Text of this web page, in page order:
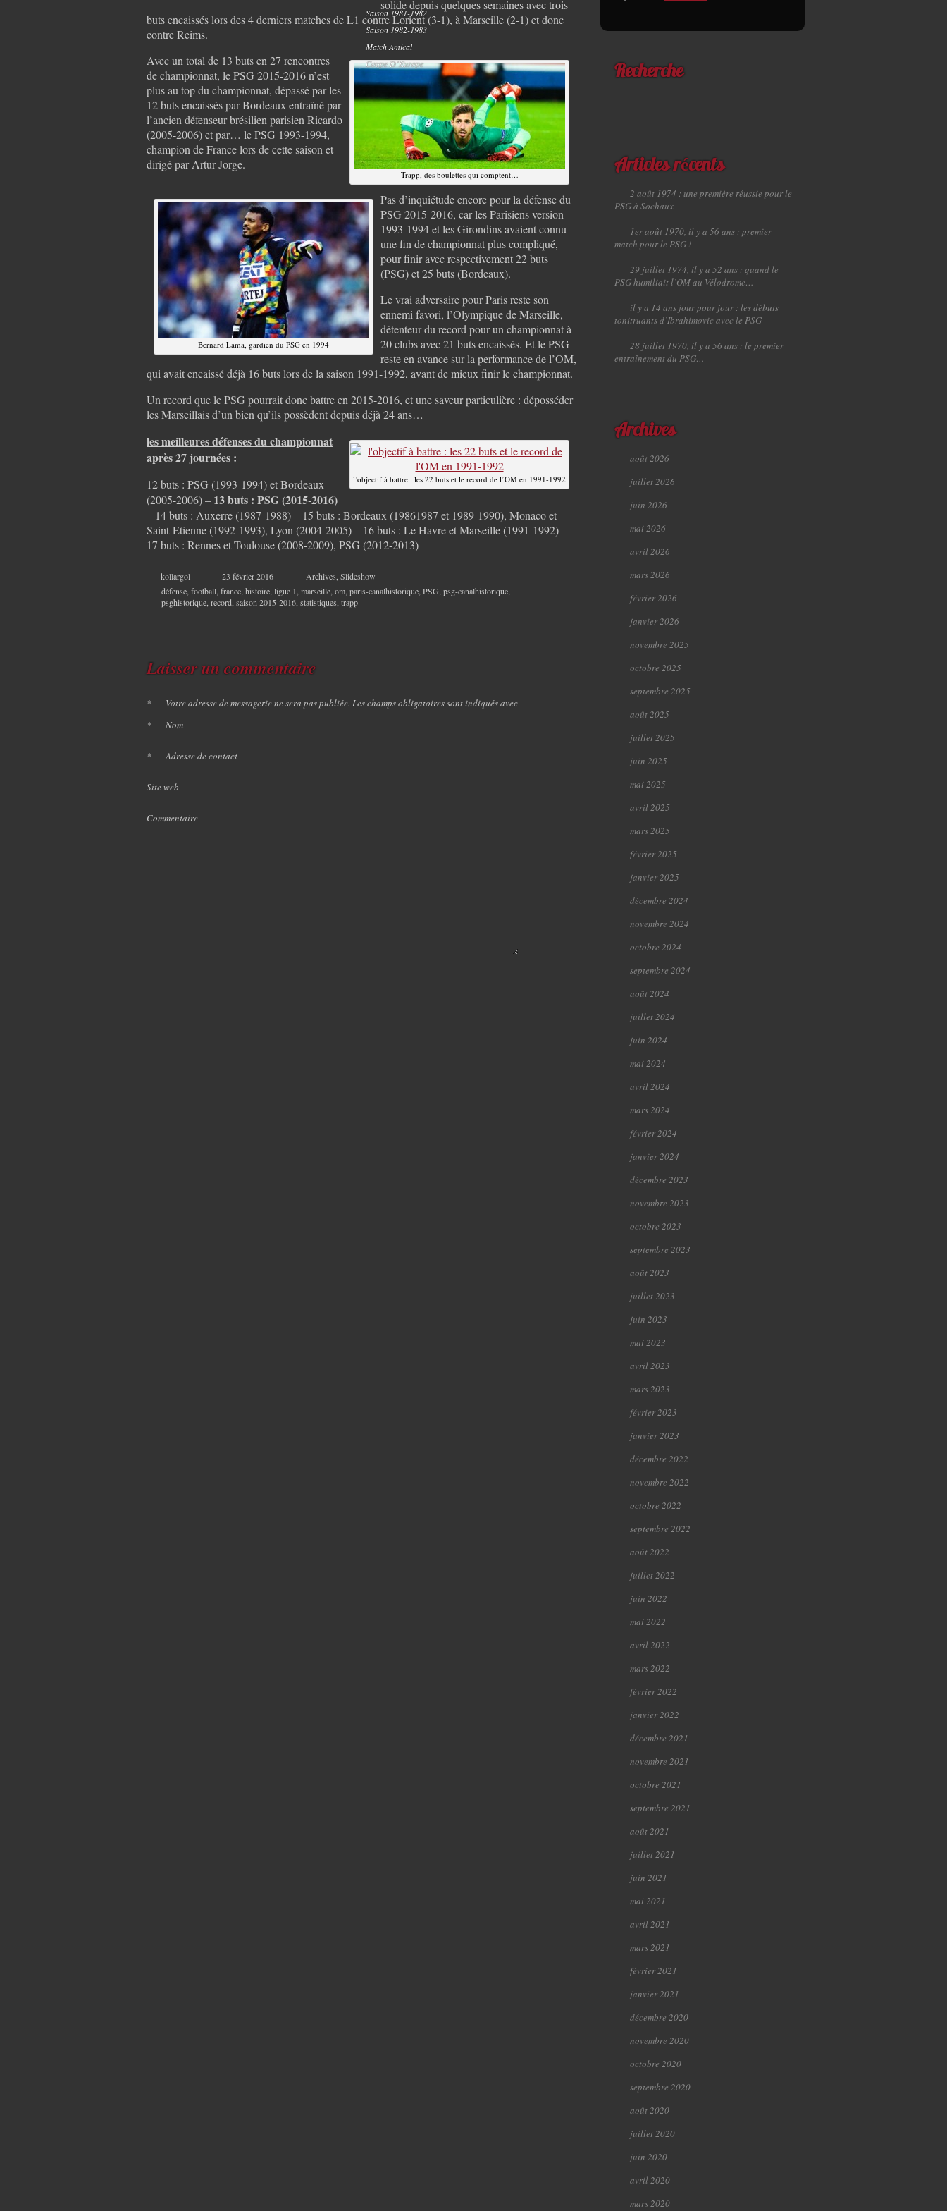
Saison 1981-1982
Saison 1982-1983
Match Amical
Coupe D’Europe
solide depuis quelques semaines avec trois
buts encaissés lors des 4 derniers matches de L1 contre Lorient (3-1), à Marseille (2-1) et donc
contre Reims.
Trapp, des boulettes qui comptent…
Avec un total de 13 buts en 27 rencontres
de championnat, le PSG 2015-2016 n’est
plus au top du championnat, dépassé par les
12 buts encaissés par Bordeaux entraîné par
l’ancien défenseur brésilien parisien Ricardo
(2005-2006) et par… le PSG 1993-1994,
champion de France lors de cette saison et
dirigé par Artur Jorge.
Bernard Lama, gardien du PSG en 1994
Pas d’inquiétude encore pour la défense du
PSG 2015-2016, car les Parisiens version
1993-1994 et les Girondins avaient connu
une fin de championnat plus compliqué,
pour finir avec respectivement 22 buts
(PSG) et 25 buts (Bordeaux).
Le vrai adversaire pour Paris reste son
ennemi favori, l’Olympique de Marseille,
détenteur du record pour un championnat à
20 clubs avec 21 buts encaissés. Et le PSG
reste en avance sur la performance de l’OM,
qui avait encaissé déjà 16 buts lors de la saison 1991-1992, avant de mieux finir le championnat.
Un record que le PSG pourrait donc battre en 2015-2016, et une saveur particulière : déposséder
les Marseillais d’un bien qu’ils possèdent depuis déjà 24 ans…
l’objectif à battre : les 22 buts et le record de l’OM en 1991-1992
les meilleures défenses du championnat
après 27 journées :
12 buts : PSG (1993-1994) et Bordeaux
(2005-2006) – 13 buts : PSG (2015-2016)
– 14 buts : Auxerre (1987-1988) – 15 buts : Bordeaux (19861987 et 1989-1990), Monaco et
Saint-Etienne (1992-1993), Lyon (2004-2005) – 16 buts : Le Havre et Marseille (1991-1992) –
17 buts : Rennes et Toulouse (2008-2009), PSG (2012-2013)
kollargol 23 février 2016 Archives Slideshow
défense football france histoire ligue 1 marseille om paris-canalhistorique PSG psg-canalhistorique
psghistorique record saison 2015-2016 statistiques trapp
Laisser un commentaire
Votre adresse de messagerie ne sera pas publiée. Les champs obligatoires sont indiqués avec
*
Nom
*
Adresse de contact
*
Site web
Commentaire
Recherche
Articles récents
2 août 1974 : une première réussie pour le
PSG à Sochaux
1er août 1970, il y a 56 ans : premier
match pour le PSG !
29 juillet 1974, il y a 52 ans : quand le
PSG humiliait l’OM au Vélodrome…
il y a 14 ans jour pour jour : les débuts
tonitruants d’Ibrahimovic avec le PSG
28 juillet 1970, il y a 56 ans : le premier
entraînement du PSG…
Archives
août 2026
juillet 2026
juin 2026
mai 2026
avril 2026
mars 2026
février 2026
janvier 2026
novembre 2025
octobre 2025
septembre 2025
août 2025
juillet 2025
juin 2025
mai 2025
avril 2025
mars 2025
février 2025
janvier 2025
décembre 2024
novembre 2024
octobre 2024
septembre 2024
août 2024
juillet 2024
juin 2024
mai 2024
avril 2024
mars 2024
février 2024
janvier 2024
décembre 2023
novembre 2023
octobre 2023
septembre 2023
août 2023
juillet 2023
juin 2023
mai 2023
avril 2023
mars 2023
février 2023
janvier 2023
décembre 2022
novembre 2022
octobre 2022
septembre 2022
août 2022
juillet 2022
juin 2022
mai 2022
avril 2022
mars 2022
février 2022
janvier 2022
décembre 2021
novembre 2021
octobre 2021
septembre 2021
août 2021
juillet 2021
juin 2021
mai 2021
avril 2021
mars 2021
février 2021
janvier 2021
décembre 2020
novembre 2020
octobre 2020
septembre 2020
août 2020
juillet 2020
juin 2020
avril 2020
mars 2020